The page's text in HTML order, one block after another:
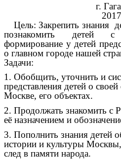
г.
Цель: Закрепить знания
познакомить детей
формирование у детей
о главном городе нашей
Задачи:
1. Обобщить, уточнить и
представления детей о
Москве, его объектах.
2. Продолжать знакомить с
её назначением и
3. Пополнить знания детей
истории и культуры
след в памяти народа.